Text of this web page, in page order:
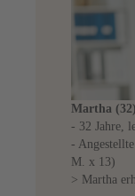
Martha (32)
- 32 Jahre,
-
M. x 13)
> Martha